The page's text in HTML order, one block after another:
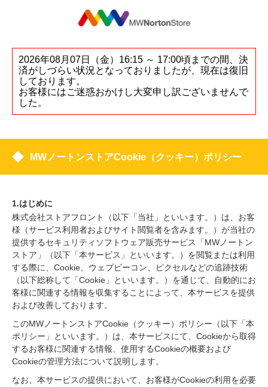
2026年08月07日（金）16:15 ～ 17:00頃までの間、決
済がしづらい状況となっておりましたが、現在は復旧
しております。
お客様にはご迷惑おかけし大変申し訳ございませんで
した。
MWノートンストアCookie（クッキー）ポリシー
1.はじめに
株式会社ストアフロント（以下「当社」といいます。）は、お客
様（サービス利用者およびサイト閲覧者を含みます。）が当社の
提供するセキュリティソフトウェア販売サービス「MWノートン
ストア」（以下「本サービス」といいます。）を閲覧または利用
する際に、Cookie、ウェブビーコン、ピクセルなどの追跡技術
（以下総称して「Cookie」といいます。）を通じて、自動的にお
客様に関連する情報を収集することによって、本サービスを提供
および改善しております。
このMWノートンストアCookie（クッキー）ポリシー（以下「本
ポリシー」といいます。）は、本サービスにて、Cookieから取得
するお客様に関連する情報、使用するCookieの概要および
Cookieの管理方法について説明します。
なお、本サービスの提供において、お客様がCookieの利用を必要